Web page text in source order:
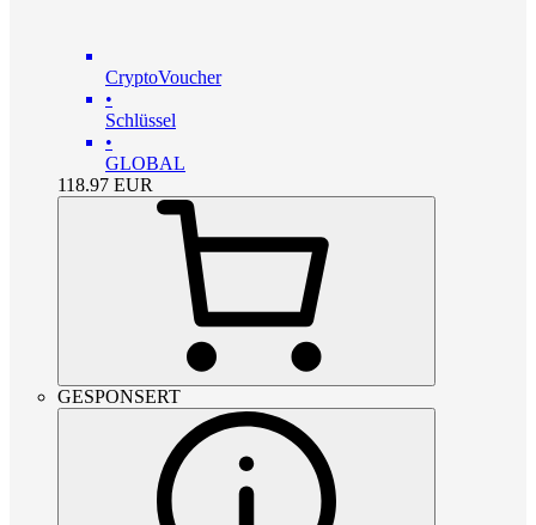
CryptoVoucher
•
Schlüssel
•
GLOBAL
118.97 EUR
GESPONSERT